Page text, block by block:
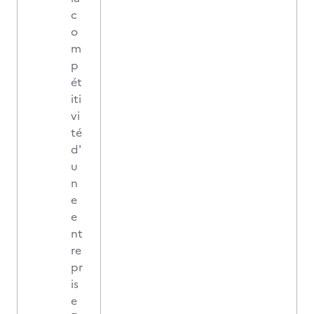
c
o
m
p
ét
iti
vi
té
d'
u
n
e
e
nt
re
pr
is
e